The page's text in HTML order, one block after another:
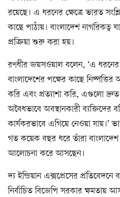
রয়েছে। এ ধরনের ক্ষেত্রে ভারত
কাছে পাঠায়। বাংলাদেশ নাগরিকত্ব
প্রক্রিয়া শুরু করা হয়।
রণধীর জয়সওয়াল বলেন, ‘এ
বাংলাদেশের পক্ষের কাছে
করি এবং প্রত্যাশা করি, এগুলো দ্রুত
অবৈধভাবে অবস্থানকারী ব্যক্তিদের
কার্যকরভাবে এগিয়ে নেওয়া যায়।’
গত কয়েক বছর ধরে তাঁরা বাংলাদেশ
আলোচনা করে আসছেন।
দ্য ইন্ডিয়ান এক্সপ্রেসের প্রতিবেদনে
নির্বাচিত বিজেপি সরকার ক্ষমতায়